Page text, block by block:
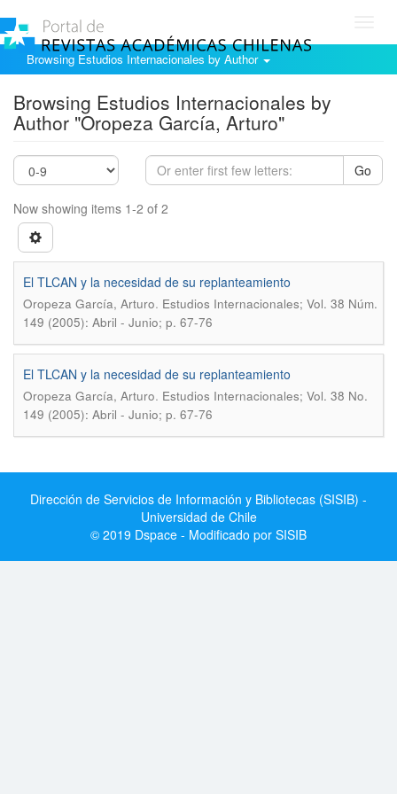
Browsing Estudios Internacionales by Author
Browsing Estudios Internacionales by
Author "Oropeza García, Arturo"
Go
Now showing items 1-2 of 2
El TLCAN y la necesidad de su replanteamiento
Oropeza García, Arturo. Estudios Internacionales; Vol. 38 Núm.
149 (2005): Abril - Junio; p. 67-76
El TLCAN y la necesidad de su replanteamiento
Oropeza García, Arturo. Estudios Internacionales; Vol. 38 No.
149 (2005): Abril - Junio; p. 67-76
Dirección de Servicios de Información y Bibliotecas (SISIB) -
Universidad de Chile
© 2019 Dspace - Modificado por SISIB